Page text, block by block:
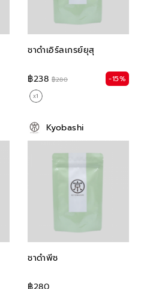
ชาดำเอิร์ลเกรย์ยุสุ
฿238 ฿280 -15%
Kyobashi
ชาดำพีช